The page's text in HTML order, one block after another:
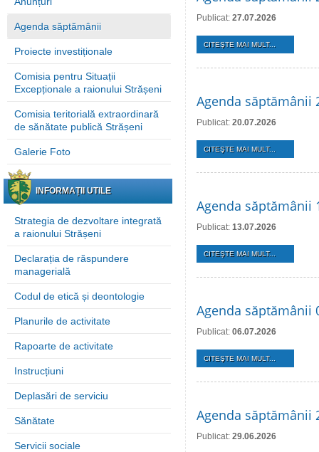
Agenda săptămânii
Proiecte investiționale
Comisia pentru Situații
Excepționale a raionului Strășeni
Comisia teritorială extraordinară
de sănătate publică Strășeni
Galerie Foto
INFORMAȚII UTILE
Strategia de dezvoltare integrată
a raionului Strășeni
Declarația de răspundere
managerială
Codul de etică și deontologie
Planurile de activitate
Rapoarte de activitate
Instrucțiuni
Deplasări de serviciu
Sănătate
Servicii sociale
Publicat: 27.07.2026
CITEŞTE MAI MULT...
Agenda săptămânii
Publicat: 20.07.2026
CITEŞTE MAI MULT...
Agenda săptămânii
Publicat: 13.07.2026
CITEŞTE MAI MULT...
Agenda săptămânii
Publicat: 06.07.2026
CITEŞTE MAI MULT...
Agenda săptămânii
Publicat: 29.06.2026